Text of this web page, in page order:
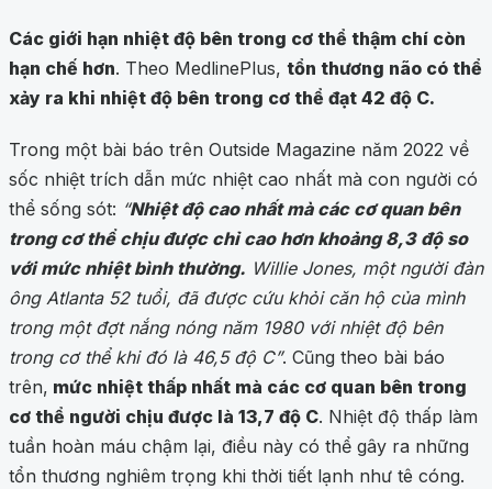
Các giới hạn nhiệt độ bên trong cơ thể thậm chí còn
hạn chế hơn. Theo MedlinePlus, tổn thương não có thể
xảy ra khi nhiệt độ bên trong cơ thể đạt 42 độ C.
Trong một bài báo trên Outside Magazine năm 2022 về
sốc nhiệt trích dẫn mức nhiệt cao nhất mà con người có
thể sống sót: “Nhiệt độ cao nhất mà các cơ quan bên
trong cơ thể chịu được chỉ cao hơn khoảng 8,3 độ so
với mức nhiệt bình thường. Willie Jones, một người đàn
ông Atlanta 52 tuổi, đã được cứu khỏi căn hộ của mình
trong một đợt nắng nóng năm 1980 với nhiệt độ bên
trong cơ thể khi đó là 46,5 độ C”. Cũng theo bài báo
trên, mức nhiệt thấp nhất mà các cơ quan bên trong
cơ thể người chịu được là 13,7 độ C. Nhiệt độ thấp làm
tuần hoàn máu chậm lại, điều này có thể gây ra những
tổn thương nghiêm trọng khi thời tiết lạnh như tê cóng.